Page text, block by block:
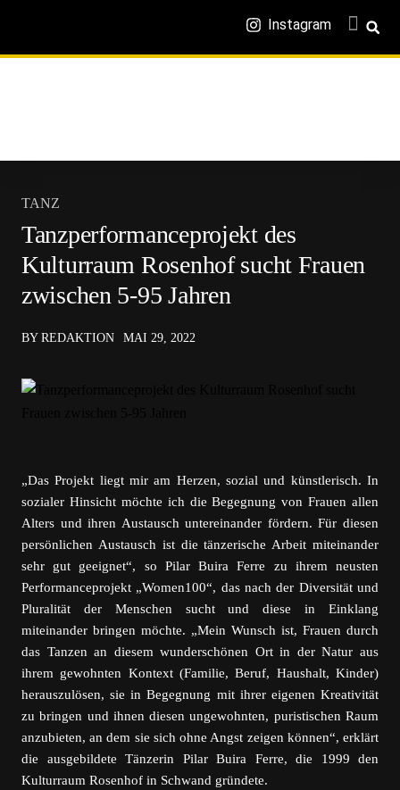
Instagram
TANZ
Tanzperformanceprojekt des
Kulturraum Rosenhof sucht Frauen
zwischen 5-95 Jahren
BY REDAKTION MAI 29, 2022
„Das Projekt liegt mir am Herzen, sozial und künstlerisch. In
sozialer Hinsicht möchte ich die Begegnung von Frauen allen
Alters und ihren Austausch untereinander fördern. Für diesen
persönlichen Austausch ist die tänzerische Arbeit miteinander
sehr gut geeignet“, so Pilar Buira Ferre zu ihrem neusten
Performanceprojekt „Women100“, das nach der Diversität und
Pluralität der Menschen sucht und diese in Einklang
miteinander bringen möchte. „Mein Wunsch ist, Frauen durch
das Tanzen an diesem wunderschönen Ort in der Natur aus
ihrem gewohnten Kontext (Familie, Beruf, Haushalt, Kinder)
herauszulösen, sie in Begegnung mit ihrer eigenen Kreativität
zu bringen und ihnen diesen ungewohnten, puristischen Raum
anzubieten, an dem sie sich ohne Angst zeigen können“, erklärt
die ausgebildete Tänzerin Pilar Buira Ferre, die 1999 den
Kulturraum Rosenhof in Schwand gründete.